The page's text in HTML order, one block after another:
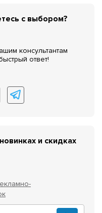
с выбором?
консультантам
ответ!
и скидках